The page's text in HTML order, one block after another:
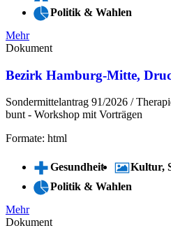
Politik & Wahlen
Mehr
Dokument
Bezirk Hamburg-Mitte,
Sondermittelantrag 91/2026 /
bunt - Workshop mit Vorträgen
Formate: html
Gesundheit
Kultur,
Politik & Wahlen
Mehr
Dokument